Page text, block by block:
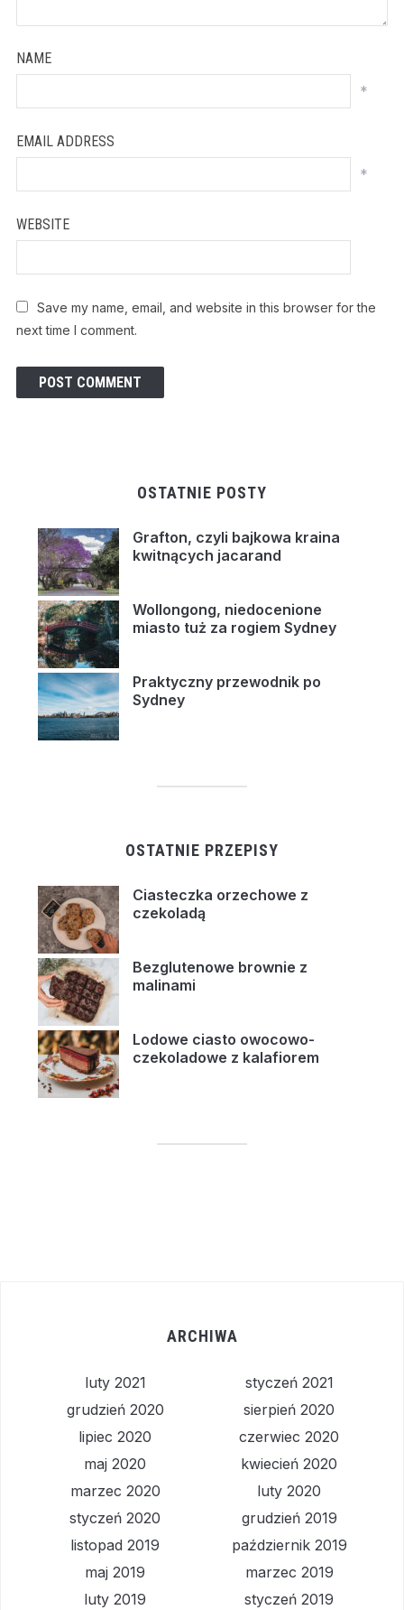
NAME
*
EMAIL ADDRESS
*
WEBSITE
Save my name, email, and website in this browser for the
next time I comment.
OSTATNIE POSTY
Grafton, czyli bajkowa kraina
kwitnących jacarand
Wollongong, niedocenione
miasto tuż za rogiem Sydney
Praktyczny przewodnik po
Sydney
OSTATNIE PRZEPISY
Ciasteczka orzechowe z
czekoladą
Bezglutenowe brownie z
malinami
Lodowe ciasto owocowo-
czekoladowe z kalafiorem
ARCHIWA
luty 2021
styczeń 2021
grudzień 2020
sierpień 2020
lipiec 2020
czerwiec 2020
maj 2020
kwiecień 2020
marzec 2020
luty 2020
styczeń 2020
grudzień 2019
listopad 2019
październik 2019
maj 2019
marzec 2019
luty 2019
styczeń 2019